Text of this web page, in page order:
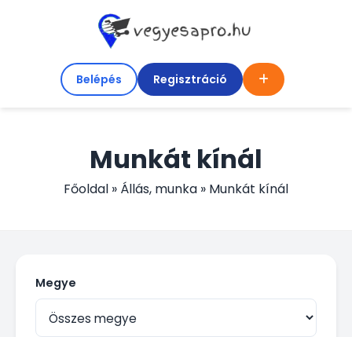
Belépés Regisztráció
Munkát kínál
Főoldal » Állás, munka » Munkát kínál
Megye